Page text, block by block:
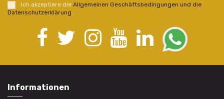
Ich akzeptiere die Allgemeinen Geschäftsbedingungen und die
Datenschutzerklärung
Informationen